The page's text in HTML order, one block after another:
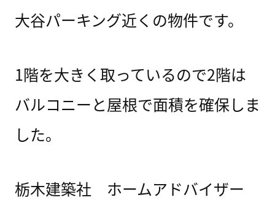
大谷パーキング近くの物件です。
1階を大きく取っているので2階は
バルコニーと屋根で面積を確保しま
した。
栃木建築社 ホームアドバイザー